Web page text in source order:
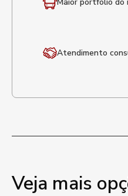
Atendimento
Veja mais